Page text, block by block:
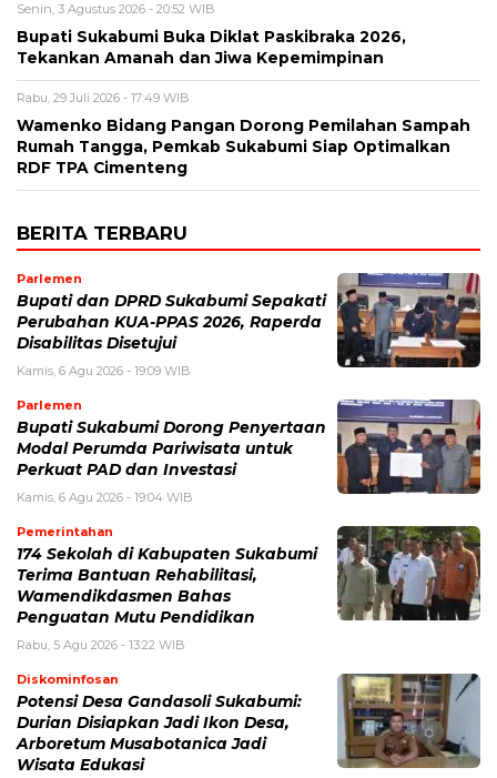
Senin, 3 Agustus 2026 - 20:52 WIB
Bupati Sukabumi Buka Diklat Paskibraka 2026,
Tekankan Amanah dan Jiwa Kepemimpinan
Rabu, 29 Juli 2026 - 17:49 WIB
Wamenko Bidang Pangan Dorong Pemilahan Sampah
Rumah Tangga, Pemkab Sukabumi Siap Optimalkan
RDF TPA Cimenteng
BERITA TERBARU
Parlemen
Bupati dan DPRD Sukabumi Sepakati
Perubahan KUA-PPAS 2026, Raperda
Disabilitas Disetujui
Kamis, 6 Agu 2026 - 19:09 WIB
Parlemen
Bupati Sukabumi Dorong Penyertaan
Modal Perumda Pariwisata untuk
Perkuat PAD dan Investasi
Kamis, 6 Agu 2026 - 19:04 WIB
Pemerintahan
174 Sekolah di Kabupaten Sukabumi
Terima Bantuan Rehabilitasi,
Wamendikdasmen Bahas
Penguatan Mutu Pendidikan
Rabu, 5 Agu 2026 - 13:22 WIB
Diskominfosan
Potensi Desa Gandasoli Sukabumi:
Durian Disiapkan Jadi Ikon Desa,
Arboretum Musabotanica Jadi
Wisata Edukasi